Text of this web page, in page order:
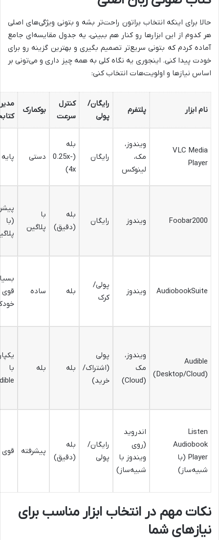
حالا برای اینکه انتخاب براتون راحت‌تر بشه و بتونی ویژگی‌های اصلی
هر کدوم از این ابزارها رو کنار هم ببینی، یه جدول مقایسه‌ای جامع
آماده کردم که بتونی سریع‌تر تصمیم بگیری و بهترین گزینه رو برای
خودت پیدا کنی. اینجوری یه نگاه کلی به همه چیز داری و می‌تونی بر
اساس نیازها و اولویت‌هات انتخاب کنی:
نام ابزار پلتفرم
رایگان/
پولی
کنترل
سرعت
بوکمارک
VLC Media
Player
ویندوز،
مک،
لینوکس
رایگان
بله
(0.25x-
4x)
دستی پایه
Foobar2000 ویندوز رایگان
بله
(دقیق)
با
پلاگین
(با
AudiobookSuite ویندوز
پولی/
کرک
بله ساده
قوی
Audible
(Desktop/Cloud)
ویندوز،
مک
(Cloud)
پولی
(اشتراک/
خرید)
بله بله
با
Listen
Audiobook
Player (با
شبیه‌ساز)
اندروید
(روی
ویندوز با
شبیه‌ساز)
رایگان/
پولی
بله
(دقیق)
پیشرفته قوی
نکات مهم در انتخاب ابزار مناسب برای
نیازهای شما